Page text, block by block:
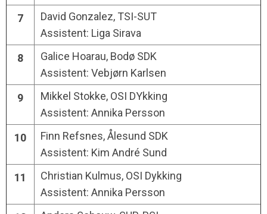
7
David Gonzalez, TSI-SUT
Assistent: Liga Sirava
8
Galice Hoarau, Bodø SDK
Assistent: Vebjørn Karlsen
9
Mikkel Stokke, OSI DYkking
Assistent: Annika Persson
10
Finn Refsnes, Ålesund SDK
Assistent: Kim André Sund
11
Christian Kulmus, OSI Dykking
Assistent: Annika Persson